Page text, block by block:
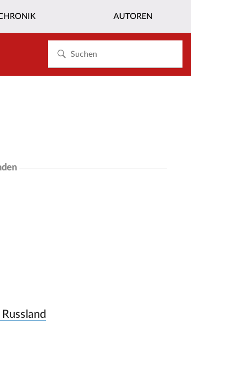
AUTOREN